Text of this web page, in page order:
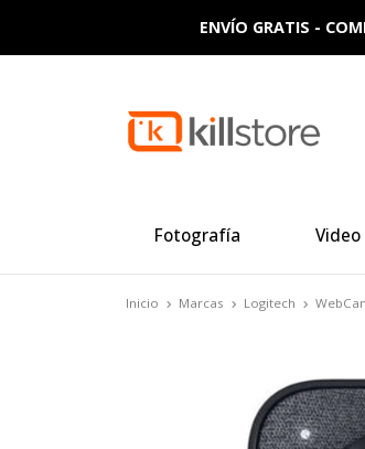
Fotografía Video
ENVÍO GRATIS -
Inicio Marcas Logitech